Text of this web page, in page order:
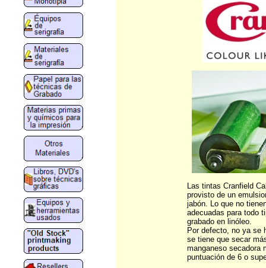
Las tintas Cranfield
provisto de un
jabón. Lo que no
adecuadas para todo
grabado en linóleo.
Por defecto, no ya se
se tiene que secar
manganeso secadora
puntuación de 6 o